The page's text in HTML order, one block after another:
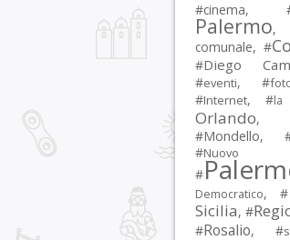
#cinema,
Palermo,
comunale, #
#Diego
#eventi, #
#Internet, #la
Orlando,
#Mondello,
#Nuovo
#
Democratico, #
Sicilia, #
#Rosalio, #